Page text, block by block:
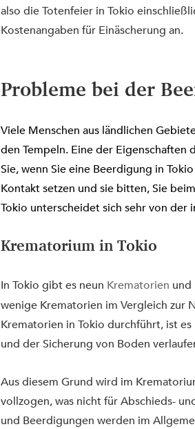
also die Totenfeier in Tokio
Kostenangaben für Einäscherung an.
Probleme bei der
Viele Menschen aus ländlichen
den Tempeln. Eine der Eigenschaften
Sie, wenn Sie eine Beerdigung in
Kontakt setzen und sie bitten, Sie
Tokio unterscheidet sich sehr von der
Krematorium in Tokio
In Tokio gibt es neun Krematorien und
wenige Krematorien im Vergleich zur
Krematorien in Tokio durchführt, ist
und der Sicherung von Boden
Aus diesem Grund wird im
vollzogen, was nicht für Abschieds-
und Beerdigungen werden im